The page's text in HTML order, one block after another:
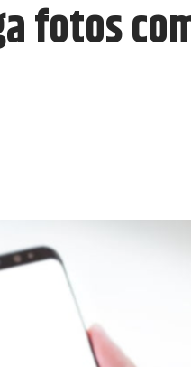
fotos